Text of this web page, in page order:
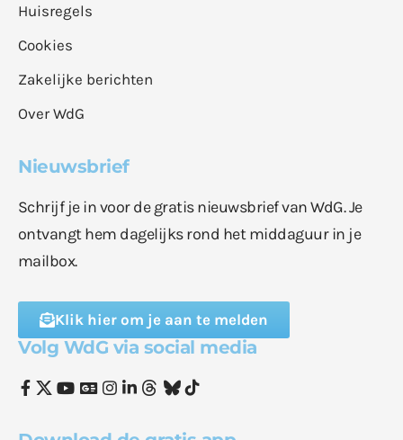
Huisregels
Cookies
Zakelijke berichten
Over WdG
Nieuwsbrief
Schrijf je in voor de gratis nieuwsbrief van WdG. Je
ontvangt hem dagelijks rond het middaguur in je
mailbox.
Klik hier om je aan te melden
Volg WdG via social media